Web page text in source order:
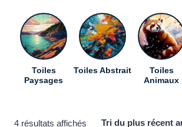
Toiles
Paysages
Toiles Abstrait
Toiles
Animaux
4 résultats affichés